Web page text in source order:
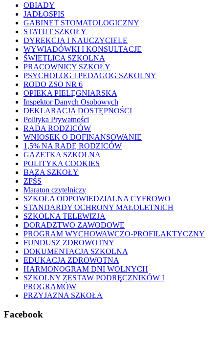
OBIADY
JADŁOSPIS
GABINET STOMATOLOGICZNY
STATUT SZKOŁY
DYREKCJA I NAUCZYCIELE
WYWIADÓWKI I KONSULTACJE
ŚWIETLICA SZKOLNA
PRACOWNICY SZKOŁY
PSYCHOLOG I PEDAGOG SZKOLNY
RODO ZSO NR 6
OPIEKA PIELĘGNIARSKA
Inspektor Danych Osobowych
DEKLARACJA DOSTĘPNOŚCI
Polityka Prywatności
RADA RODZICÓW
WNIOSEK O DOFINANSOWANIE
1,5% NA RADĘ RODZICÓW
GAZETKA SZKOLNA
POLITYKA COOKIES
BAZA SZKOŁY
ZFŚS
Maraton czytelniczy
SZKOŁA ODPOWIEDZIALNA CYFROWO
STANDARDY OCHRONY MAŁOLETNICH
SZKOLNA TELEWIZJA
DORADZTWO ZAWODOWE
PROGRAM WYCHOWAWCZO-PROFILAKTYCZNY
FUNDUSZ ZDROWOTNY
DOKUMENTACJA SZKOLNA
EDUKACJA ZDROWOTNA
HARMONOGRAM DNI WOLNYCH
SZKOLNY ZESTAW PODRĘCZNIKÓW I
PROGRAMÓW
PRZYJAZNA SZKOŁA
Facebook